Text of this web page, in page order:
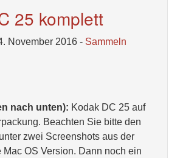
25 komplett
November 2016 - Sammeln
nach unten): Kodak DC 25 auf
Beachten Sie bitte den
zwei Screenshots aus der
Mac OS Version. Dann noch ein